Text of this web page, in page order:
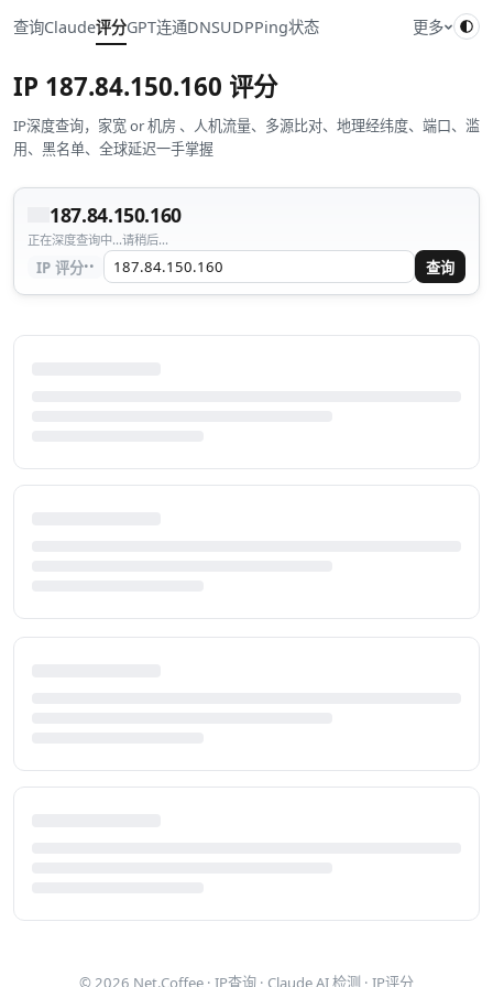
查询Claude评分GPT连通DNSUDPPing状态 更多
IP 187.84.150.160 评分
IP深度查询，家宽 or 机房 、人机流量、多源比对、地理经纬度、端口、滥
用、黑名单、全球延迟一手掌握
187.84.150.160
正在深度查询中...请稍后...
IP 评分·· 查询
© 2026 Net.Coffee · IP查询 · Claude AI 检测 · IP评分